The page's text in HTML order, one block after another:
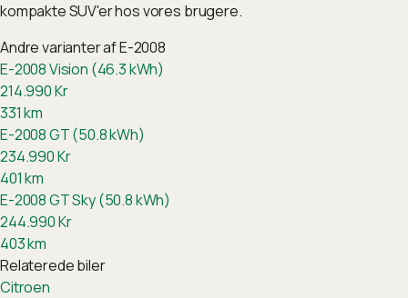
kompakte SUV'er hos vores brugere.
Andre varianter afE-2008
E-2008 Vision (46.3 kWh)
214.990Kr
331km
E-2008 GT (50.8 kWh)
234.990Kr
401km
E-2008 GT Sky (50.8 kWh)
244.990Kr
403km
Relaterede biler
Citroen